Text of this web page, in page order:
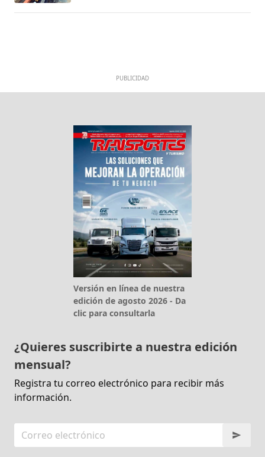
PUBLICIDAD
Versión en línea de nuestra
edición de agosto 2026 - Da
clic para consultarla
¿Quieres suscribirte a nuestra edición
mensual?
Registra tu correo electrónico para recibir más
información.